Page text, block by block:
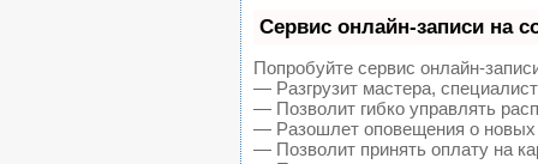
Сервис онлайн-записи на
Попробуйте сервис онлайн-
— Разгрузит мастера,
— Позволит гибко управлять
— Разошлет оповещения о новых
— Позволит принять оплату на